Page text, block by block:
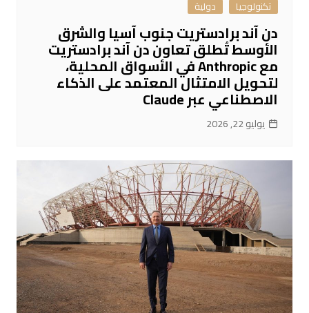
تكنولوجيا دولية
دن آند برادستريت جنوب آسيا والشرق
الأوسط تُطلق تعاون دن آند برادستريت
مع Anthropic في الأسواق المحلية،
لتحويل الامتثال المعتمد على الذكاء
الاصطناعي عبر Claude
يوليو 22, 2026